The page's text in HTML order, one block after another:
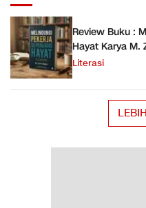
Review Buku :
Hayat Karya M.
Literasi